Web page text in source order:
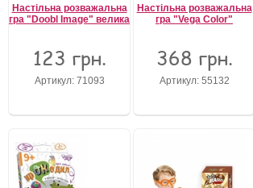
Настільна розважальна
гра "Doobl Image" велика
123 грн.
Артикул: 71093
Настільна розважальна
гра "Vega Color"
368 грн.
Артикул: 55132